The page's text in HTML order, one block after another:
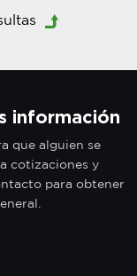
información
que alguien se
cotizaciones y
para obtener